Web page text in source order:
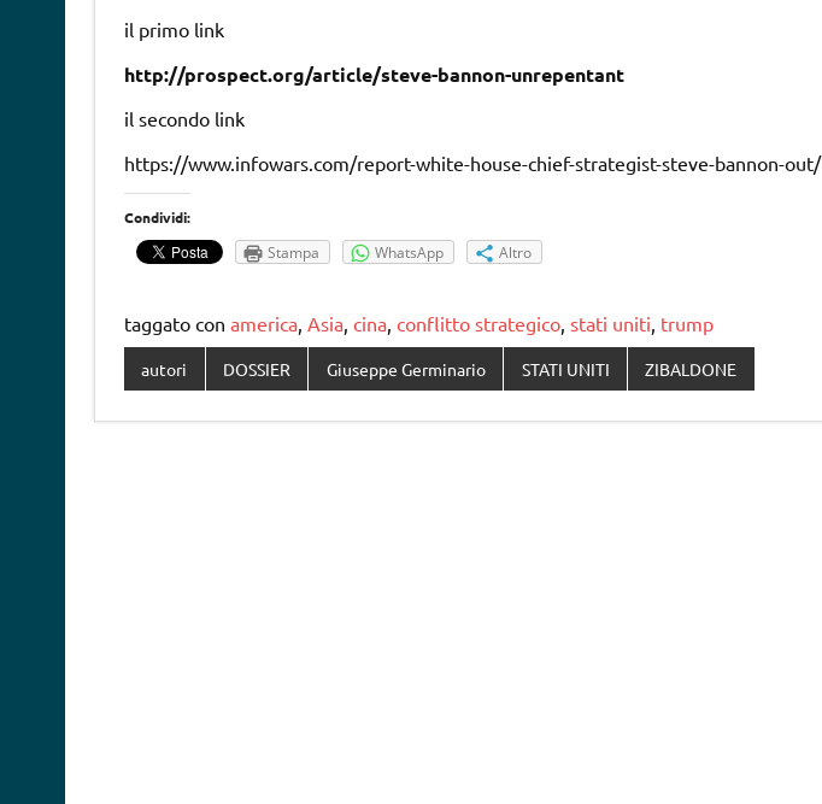
il primo link
http://prospect.org/article/steve-bannon-unrepentant
il secondo link
https://www.infowars.com/report-white-house-chief-strategist-steve-bannon-out/
Condividi:
Stampa WhatsApp Altro
taggato con america, Asia, cina, conflitto strategico, stati uniti, trump
autori DOSSIER Giuseppe Germinario STATI UNITI ZIBALDONE